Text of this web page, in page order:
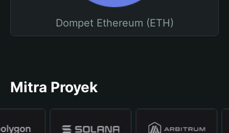
Dompet Ethereum (ETH)
Mitra Proyek